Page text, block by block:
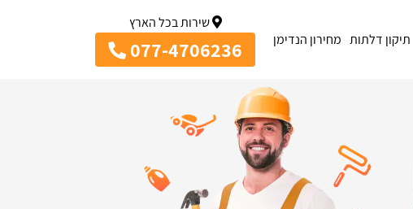
תיקון דלתות מחירון הנדימן
שירות בכל הארץ
077-4706236